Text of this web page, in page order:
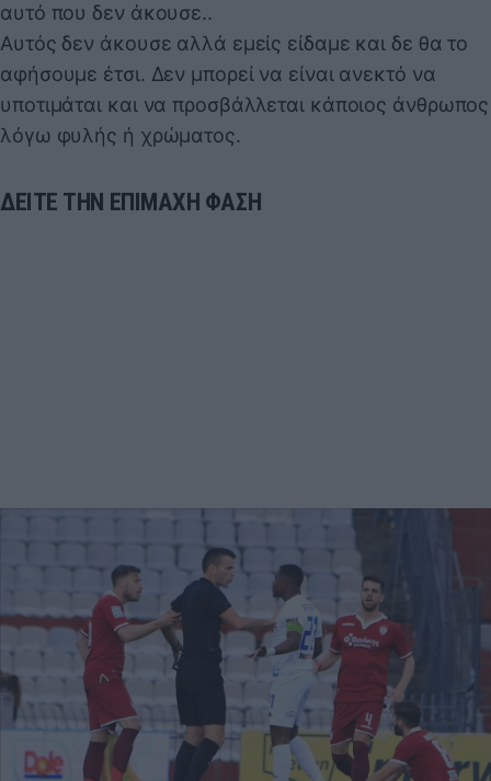
αυτό που δεν άκουσε..
Αυτός δεν άκουσε αλλά εμείς είδαμε και δε θα το
αφήσουμε έτσι. Δεν μπορεί να είναι ανεκτό να
υποτιμάται και να προσβάλλεται κάποιος άνθρωπος
λόγω φυλής ή χρώματος.
ΔΕΙΤΕ ΤΗΝ ΕΠΙΜΑΧΗ ΦΑΣΗ